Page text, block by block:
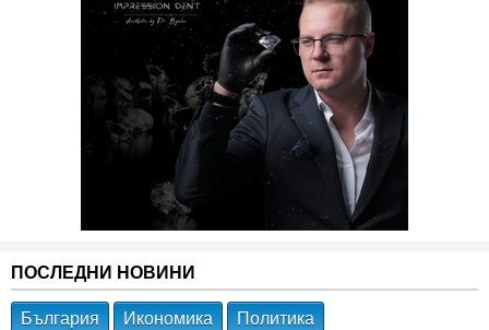
ПОСЛЕДНИ НОВИНИ
България Икономика Политика